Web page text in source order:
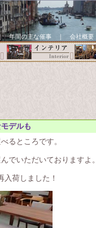
年間の主な催事 会社概要
デルも
るところです。
でいただいておりますよ。
荷しました！